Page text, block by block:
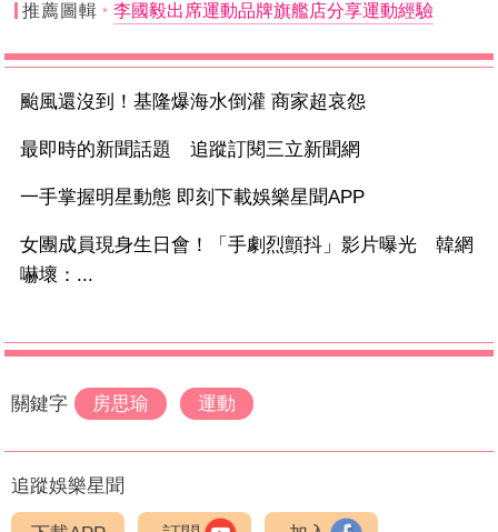
推薦圖輯 李國毅出席運動品牌旗艦店分享運動經驗
颱風還沒到！基隆爆海水倒灌 商家超哀怨
最即時的新聞話題 追蹤訂閱三立新聞網
一手掌握明星動態 即刻下載娛樂星聞APP
女團成員現身生日會！「手劇烈顫抖」影片曝光 韓網
嚇壞：...
關鍵字 房思瑜 運動
追蹤娛樂星聞